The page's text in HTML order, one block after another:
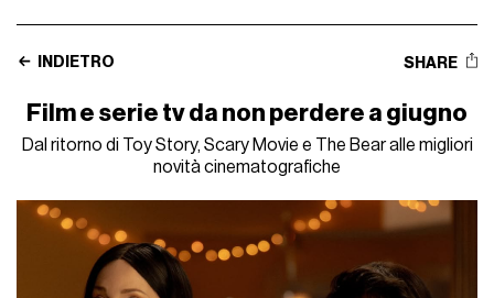
INDIETRO SHARE
Film e serie tv da non perdere a giugno
Dal ritorno di Toy Story, Scary Movie e The Bear alle migliori
novità cinematografiche